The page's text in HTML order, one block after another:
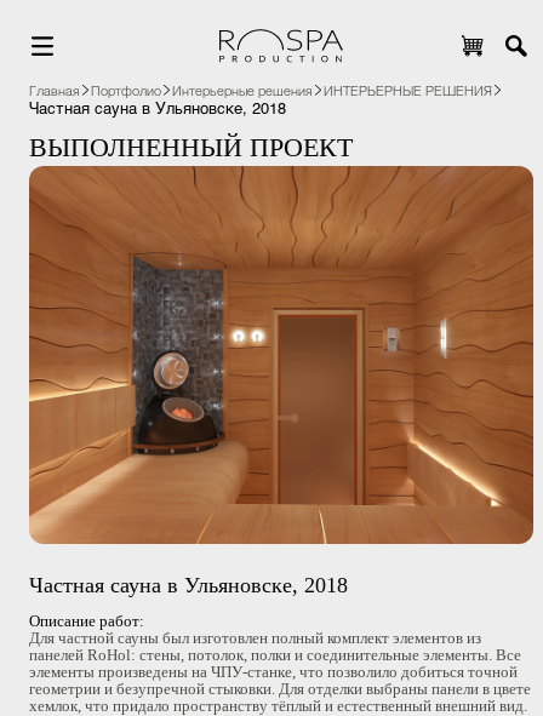
Главная Портфолио Интерьерные решения ИНТЕРЬЕРНЫЕ РЕШЕНИЯ
Частная сауна в Ульяновске, 2018
ВЫПОЛНЕННЫЙ ПРОЕКТ
Частная сауна в Ульяновске, 2018
Описание работ:
Для частной сауны был изготовлен полный комплект элементов из
панелей RoHol: стены, потолок, полки и соединительные элементы. Все
элементы произведены на ЧПУ-станке, что позволило добиться точной
геометрии и безупречной стыковки. Для отделки выбраны панели в цвете
хемлок, что придало пространству тёплый и естественный внешний вид.